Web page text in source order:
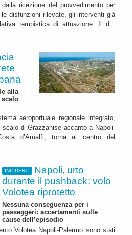
dalla ricezione del provvedimento per
le disfunzioni rilevate, gli interventi già
tempistica di attuazione. Il d...
alla
scalo
aeroportuale regionale integrato,
di Grazzanise accanto a Napoli-
d’Amalfi, torna al centro del
INCIDENTI
Napoli, urto
durante il pushback: volo
Volotea riprotetto
Nessuna conseguenza per i
passeggeri: accertamenti sulle
cause dell’episodio
Volotea Napoli-Palermo sono stati